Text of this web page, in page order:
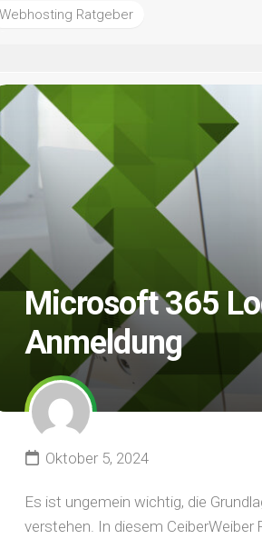
Webhosting Ratgeber
Microsoft 365
Anmeldung
Oktober 5, 2024
Es ist ungemein wichtig, die
verstehen. In diesem